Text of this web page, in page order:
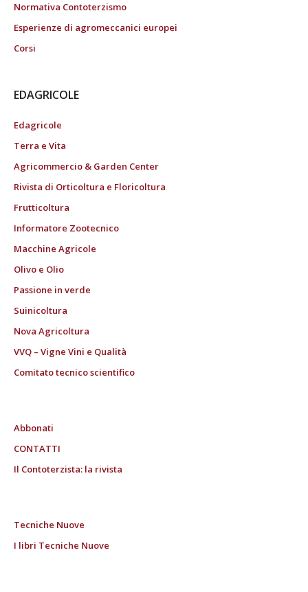
Normativa Contoterzismo
Esperienze di agromeccanici europei
Corsi
EDAGRICOLE
Edagricole
Terra e Vita
Agricommercio & Garden Center
Rivista di Orticoltura e Floricoltura
Frutticoltura
Informatore Zootecnico
Macchine Agricole
Olivo e Olio
Passione in verde
Suinicoltura
Nova Agricoltura
VVQ – Vigne Vini e Qualità
Comitato tecnico scientifico
Abbonati
CONTATTI
Il Contoterzista: la rivista
Tecniche Nuove
I libri Tecniche Nuove